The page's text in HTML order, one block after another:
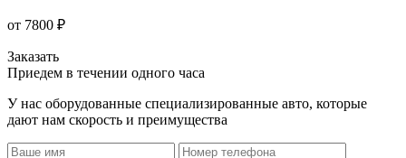
от 7800 ₽
Заказать
Приедем в течении одного часа
У нас оборудованные специализированные авто, которые
дают нам скорость и преимущества